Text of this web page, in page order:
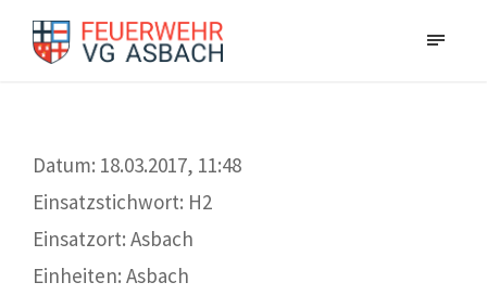
Datum: 18.03.2017, 11:48
Einsatzstichwort: H2
Einsatzort: Asbach
Einheiten: Asbach